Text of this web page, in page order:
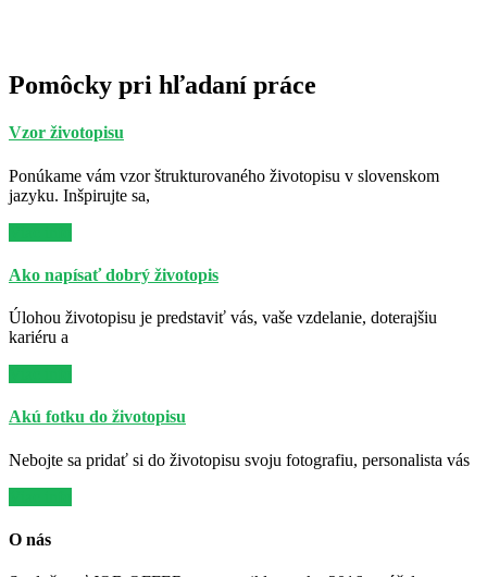
Pomôcky pri hľadaní práce
Vzor životopisu
Ponúkame vám vzor štrukturovaného životopisu v slovenskom
jazyku. Inšpirujte sa,
Ako napísať dobrý životopis
Úlohou životopisu je predstaviť vás, vaše vzdelanie, doterajšiu
kariéru a
Akú fotku do životopisu
Nebojte sa pridať si do životopisu svoju fotografiu, personalista vás
O nás